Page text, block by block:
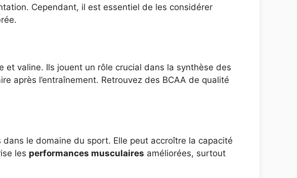
Cependant, il est essentiel de les considérer
et valine. Ils jouent un rôle crucial dans la synthèse des
après l’entraînement. Retrouvez des BCAA de qualité
le domaine du sport. Elle peut accroître la capacité
les performances musculaires améliorées, surtout